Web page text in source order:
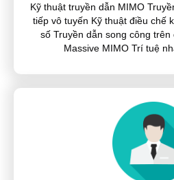
Kỹ thuật truyền dẫn MIMO
tiếp vô tuyến Kỹ thuật điều chế
số Truyền dẫn song công
Massive MIMO Trí tuệ